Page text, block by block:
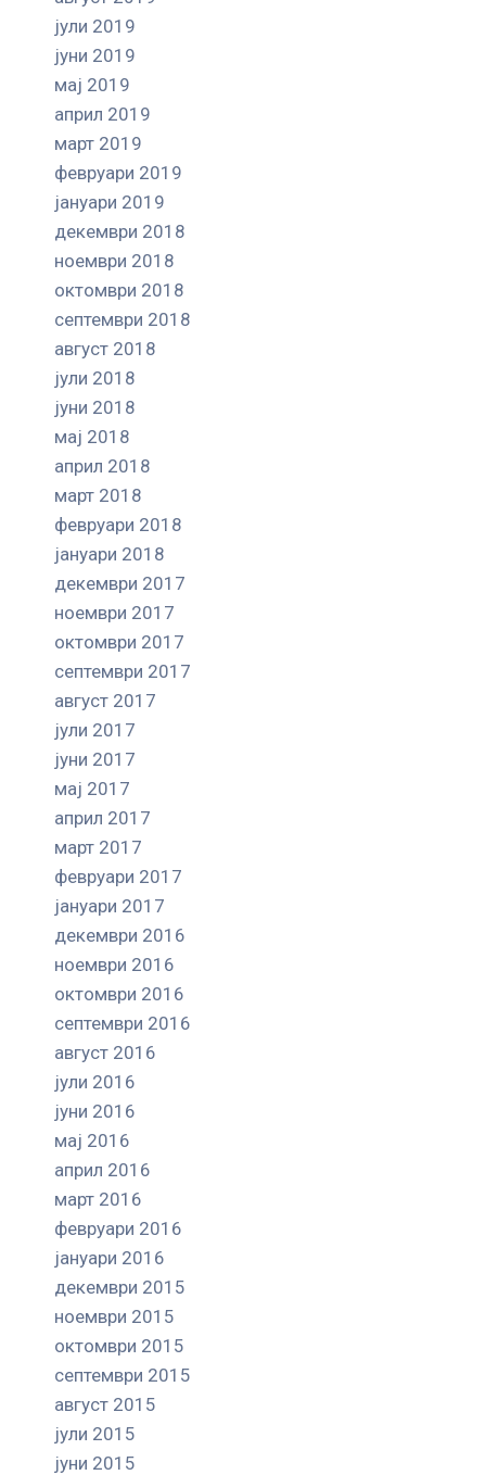
јули 2019
јуни 2019
мај 2019
април 2019
март 2019
февруари 2019
јануари 2019
декември 2018
ноември 2018
октомври 2018
септември 2018
август 2018
јули 2018
јуни 2018
мај 2018
април 2018
март 2018
февруари 2018
јануари 2018
декември 2017
ноември 2017
октомври 2017
септември 2017
август 2017
јули 2017
јуни 2017
мај 2017
април 2017
март 2017
февруари 2017
јануари 2017
декември 2016
ноември 2016
октомври 2016
септември 2016
август 2016
јули 2016
јуни 2016
мај 2016
април 2016
март 2016
февруари 2016
јануари 2016
декември 2015
ноември 2015
октомври 2015
септември 2015
август 2015
јули 2015
јуни 2015